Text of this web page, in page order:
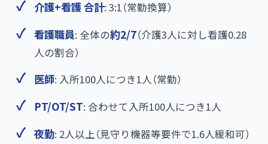
介護+看護 合計: 3:1（常勤換算）
看護職員: 全体の約2/7​（介護3人に対し看護0.28
人の割合）
医師: 入所100人につき1人（常勤）
PT/OT/ST: 合わせて入所100人につき1人
夜勤: 2人以上（見守り機器等要件で1.6人緩和可）